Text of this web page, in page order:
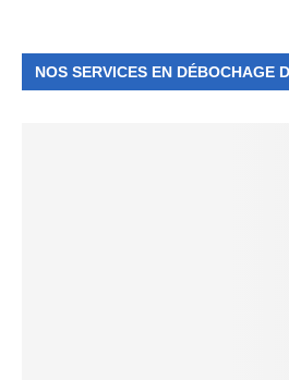
NOS SERVICES EN DÉBOCHAGE